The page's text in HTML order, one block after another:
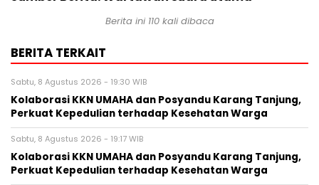
Berita ini 110kali dibaca
BERITA TERKAIT
Sabtu, 8 Agustus 2026 - 19:30 WIB
Kolaborasi KKN UMAHA dan Posyandu Karang Tanjung,
Perkuat Kepedulian terhadap Kesehatan Warga
Sabtu, 8 Agustus 2026 - 19:17 WIB
Kolaborasi KKN UMAHA dan Posyandu Karang Tanjung,
Perkuat Kepedulian terhadap Kesehatan Warga